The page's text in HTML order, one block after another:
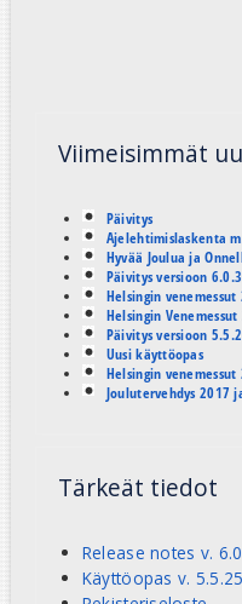
Viimeisimmät
Päivitys
Ajelehtimislaskenta
Hyvää Joulua ja
Päivitys versioon
Helsingin venemessut
Helsingin Venemessut
Päivitys versioon
Uusi käyttöopas
Helsingin venemessut
Joulutervehdys 2017
Tärkeät tiedot
Release notes v.
Käyttöopas v.